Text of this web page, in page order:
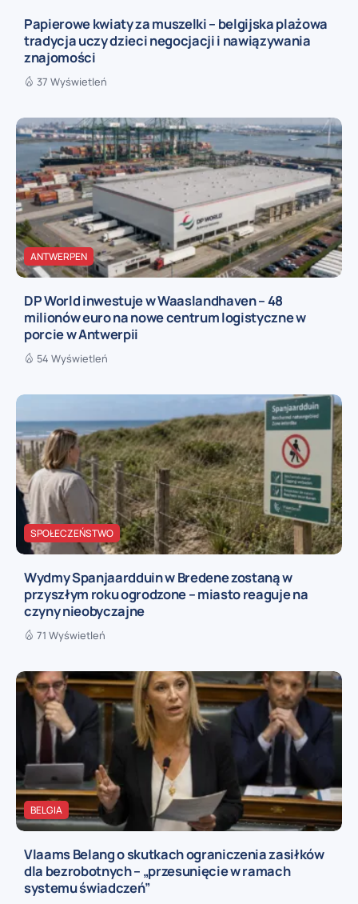
Papierowe kwiaty za muszelki – belgijska plażowa
tradycja uczy dzieci negocjacji i nawiązywania
znajomości
37 Wyświetleń
ANTWERPEN
DP World inwestuje w Waaslandhaven – 48
milionów euro na nowe centrum logistyczne w
porcie w Antwerpii
54 Wyświetleń
SPOŁECZEŃSTWO
Wydmy Spanjaardduin w Bredene zostaną w
przyszłym roku ogrodzone – miasto reaguje na
czyny nieobyczajne
71 Wyświetleń
BELGIA
Vlaams Belang o skutkach ograniczenia zasiłków
dla bezrobotnych – „przesunięcie w ramach
systemu świadczeń”